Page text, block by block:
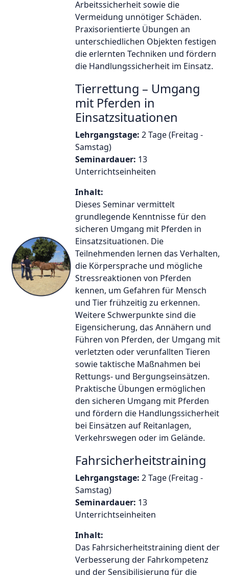
Arbeitssicherheit sowie die
Vermeidung unnötiger Schäden.
Praxisorientierte Übungen an
unterschiedlichen Objekten festigen
die erlernten Techniken und fördern
die Handlungssicherheit im Einsatz.
Tierrettung – Umgang
mit Pferden in
Einsatzsituationen
Lehrgangstage: 2 Tage (Freitag -
Samstag)
Seminardauer: 13
Unterrichtseinheiten
Inhalt:
Dieses Seminar vermittelt
grundlegende Kenntnisse für den
sicheren Umgang mit Pferden in
Einsatzsituationen. Die
Teilnehmenden lernen das Verhalten,
die Körpersprache und mögliche
Stressreaktionen von Pferden
kennen, um Gefahren für Mensch
und Tier frühzeitig zu erkennen.
Weitere Schwerpunkte sind die
Eigensicherung, das Annähern und
Führen von Pferden, der Umgang mit
verletzten oder verunfallten Tieren
sowie taktische Maßnahmen bei
Rettungs- und Bergungseinsätzen.
Praktische Übungen ermöglichen
den sicheren Umgang mit Pferden
und fördern die Handlungssicherheit
bei Einsätzen auf Reitanlagen,
Verkehrswegen oder im Gelände.
Fahrsicherheitstraining
Lehrgangstage: 2 Tage (Freitag -
Samstag)
Seminardauer: 13
Unterrichtseinheiten
Inhalt:
Das Fahrsicherheitstraining dient der
Verbesserung der Fahrkompetenz
und der Sensibilisierung für die